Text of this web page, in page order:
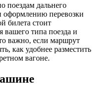
поездам дальнего
оформлению перевозки
билета стоит
вашего типа поезда и
важно, если маршрут
как удобнее разместить
вагоне.